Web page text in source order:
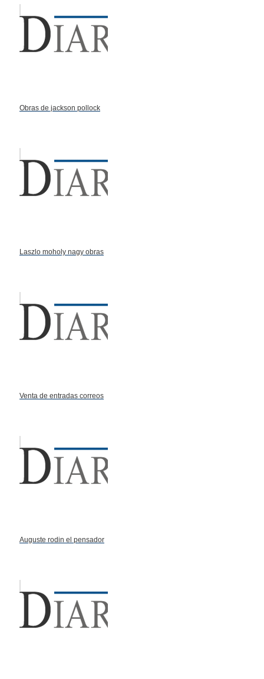
Obras de jackson pollock
Laszlo moholy nagy obras
Venta de entradas correos
Auguste rodin el pensador